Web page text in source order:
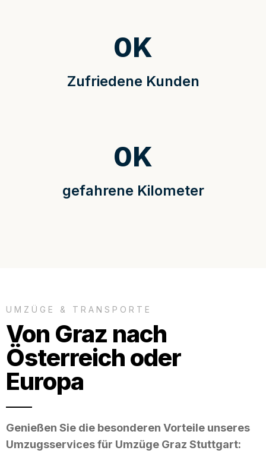
Zufriedene Kunden
0K
gefahrene Kilometer
0K
UMZÜGE & TRANSPORTE
Von Graz nach
Österreich oder
Europa
Genießen Sie die besonderen Vorteile unseres
Umzugsservices für Umzüge Graz Stuttgart: